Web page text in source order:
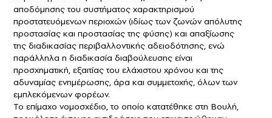
αποδόμησης του συστήματος χαρακτηρισμού
προστατευόμενων περιοχών (ιδίως των ζωνών απόλυτης
προστασίας και προστασίας της φύσης) και απαξίωσης
της διαδικασίας περιβαλλοντικής αδειοδότησης, ενώ
παράλληλα η διαδικασία διαβούλευσης είναι
προσχηματική, εξαιτίας του ελάχιστου χρόνου και της
αδυναμίας ενημέρωσης, άρα και συμμετοχής, όλων των
εμπλεκόμενων φορέων.
Το επίμαχο νομοσχέδιο, το οποίο κατατέθηκε στη Βουλή,